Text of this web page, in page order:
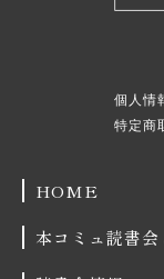
個人情
特定商
HOME
本コミュ読書会